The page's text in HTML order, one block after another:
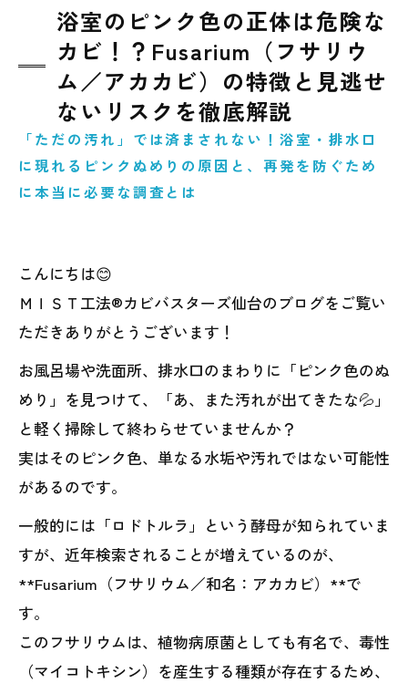
浴室のピンク色の正体は危険な
カビ！？Fusarium（フサリウ
ム／アカカビ）の特徴と見逃せ
ないリスクを徹底解説
「ただの汚れ」では済まされない！浴室・排水口
に現れるピンクぬめりの原因と、再発を防ぐため
に本当に必要な調査とは
こんにちは😊
ＭＩＳＴ工法®カビバスターズ仙台のブログをご覧い
ただきありがとうございます！
お風呂場や洗面所、排水口のまわりに「ピンク色のぬ
めり」を見つけて、「あ、また汚れが出てきたな💦」
と軽く掃除して終わらせていませんか？
実はそのピンク色、単なる水垢や汚れではない可能性
があるのです。
一般的には「ロドトルラ」という酵母が知られていま
すが、近年検索されることが増えているのが、
**Fusarium（フサリウム／和名：アカカビ）**で
す。
このフサリウムは、植物病原菌としても有名で、毒性
（マイコトキシン）を産生する種類が存在するため、